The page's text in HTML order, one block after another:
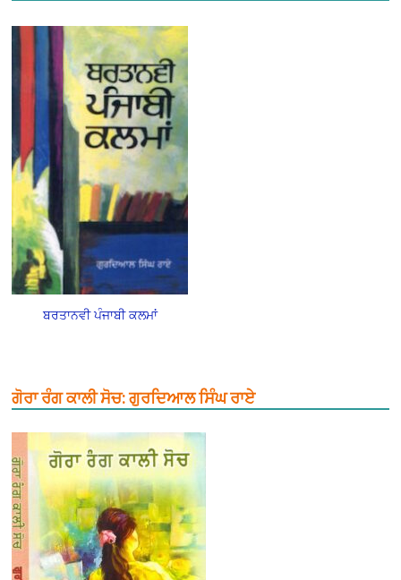
ਬਰਤਾਨਵੀ ਪੰਜਾਬੀ ਕਲਮਾਂ
ਗੋਰਾ ਰੰਗ ਕਾਲੀ ਸੋਚ: ਗੁਰਦਿਆਲ ਸਿੰਘ ਰਾਏ